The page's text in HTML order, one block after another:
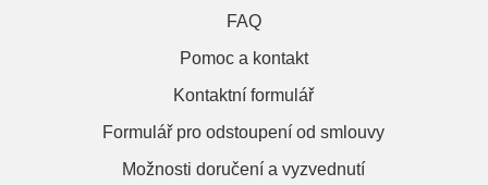
FAQ
Pomoc a kontakt
Kontaktní formulář
Formulář pro odstoupení od smlouvy
Možnosti doručení a vyzvednutí